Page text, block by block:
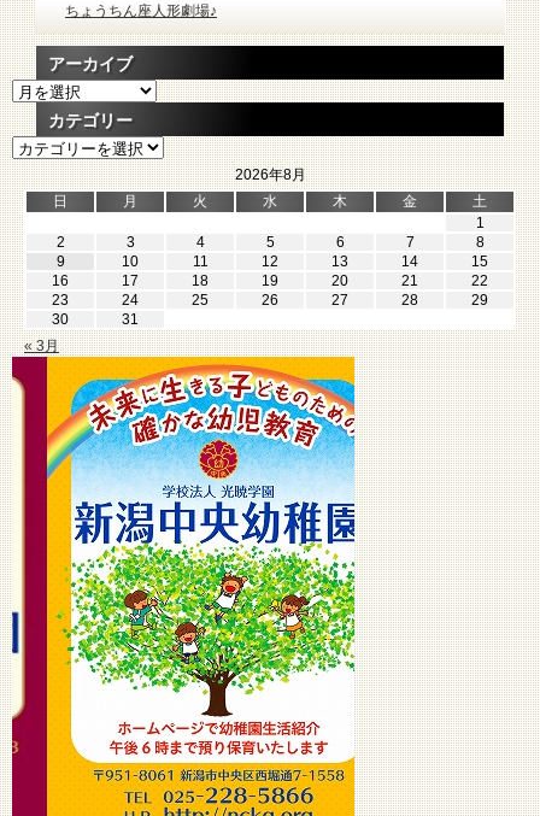
ちょうちん座人形劇場♪
アーカイブ
ア
ー
カ
イ
ブ
カテゴリー
カ
テ
ゴ
リ
ー
2026年8月
日
月 火 水 木 金
土
1
2
3 4 5 6 7
8
9
10 11 12 13 14
15
16
17 18 19 20 21
22
23
24 25 26 27 28
29
30
31
« 3月